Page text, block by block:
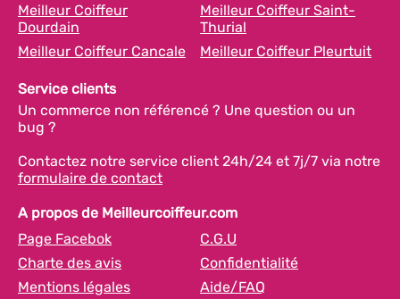
Meilleur Coiffeur
Dourdain
Meilleur Coiffeur Saint-
Thurial
Meilleur Coiffeur Cancale
Meilleur Coiffeur Pleurtuit
Service clients
Un commerce non référencé ? Une question ou un
bug ?
Contactez notre service client 24h/24 et 7j/7 via notre
formulaire de contact
A propos de Meilleurcoiffeur.com
Page Facebok
C.G.U
Charte des avis
Confidentialité
Mentions légales
Aide/FAQ